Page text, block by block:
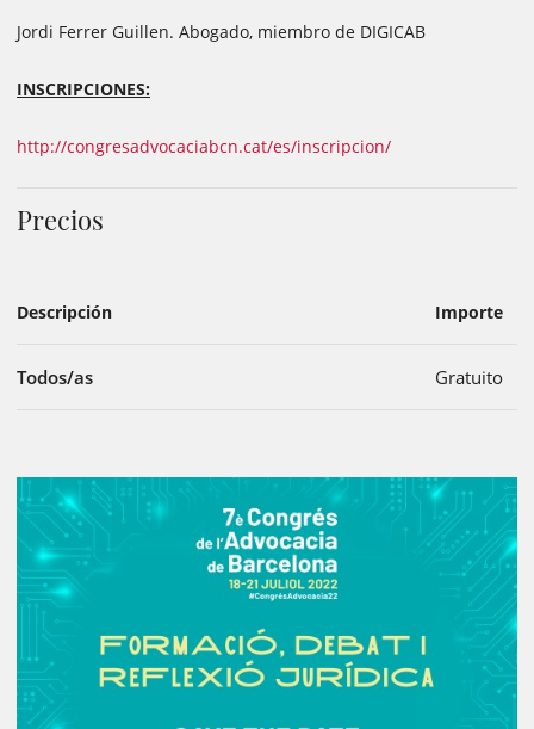
Jordi Ferrer Guillen. Abogado, miembro de DIGICAB
INSCRIPCIONES:
http://congresadvocaciabcn.cat/es/inscripcion/
Precios
Descripción Importe
Todos/as Gratuito